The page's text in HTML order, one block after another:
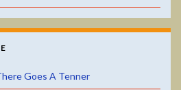
Goes A Tenner